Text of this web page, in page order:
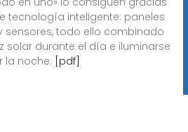
tecnología inteligente: paneles
sensores, todo ello combinado
solar durante el día e iluminarse
la noche. [pdf]